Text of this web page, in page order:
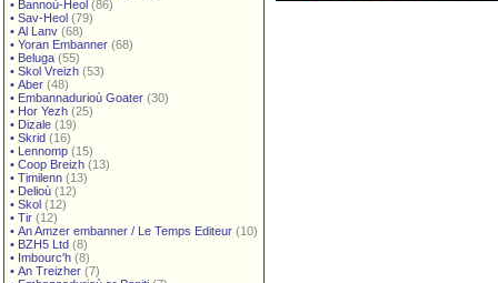
• Bannoù-Heol (86)
• Sav-Heol (79)
• Al Lanv (68)
• Yoran Embanner (68)
• Beluga (55)
• Skol Vreizh (53)
• Aber (48)
• Embannadurioù Goater (30)
• Hor Yezh (25)
• Dizale (19)
• Skrid (16)
• Lennomp (15)
• Coop Breizh (13)
• Timilenn (13)
• Delioù (12)
• Skol (12)
• Tir (12)
• An Amzer embanner / Le Temps Editeur (10)
• BZH5 Ltd (8)
• Imbourc'h (8)
• An Treizher (7)